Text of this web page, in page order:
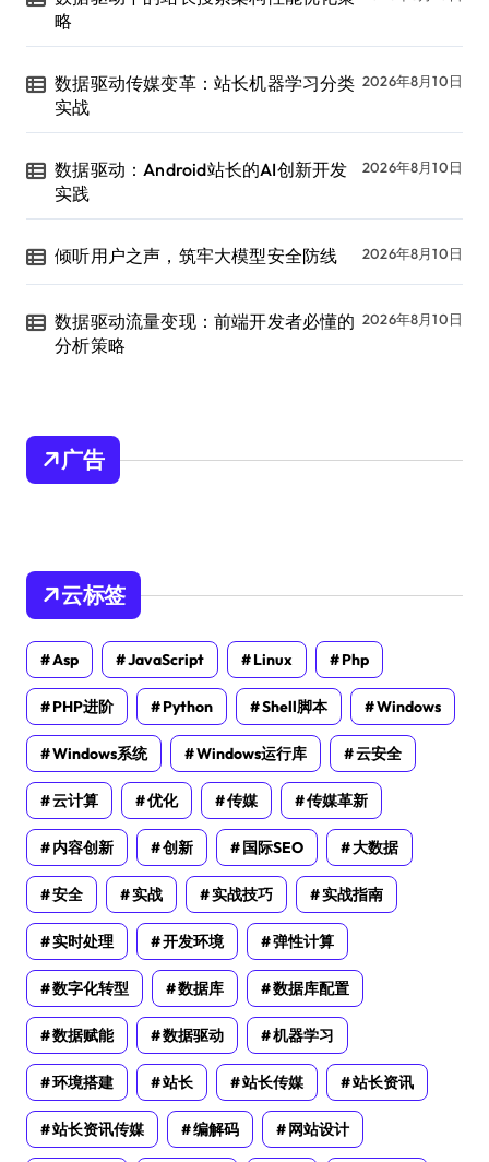
略
数据驱动传媒变革：站长机器学习分类
实战
2026年8月10日
数据驱动：Android站长的AI创新开发
实践
2026年8月10日
倾听用户之声，筑牢大模型安全防线 2026年8月10日
数据驱动流量变现：前端开发者必懂的
分析策略
2026年8月10日
广告
云标签
Asp JavaScript Linux Php
PHP进阶 Python Shell脚本 Windows
Windows系统 Windows运行库 云安全
云计算 优化 传媒 传媒革新
内容创新 创新 国际SEO 大数据
安全 实战 实战技巧 实战指南
实时处理 开发环境 弹性计算
数字化转型 数据库 数据库配置
数据赋能 数据驱动 机器学习
环境搭建 站长 站长传媒 站长资讯
站长资讯传媒 编解码 网站设计